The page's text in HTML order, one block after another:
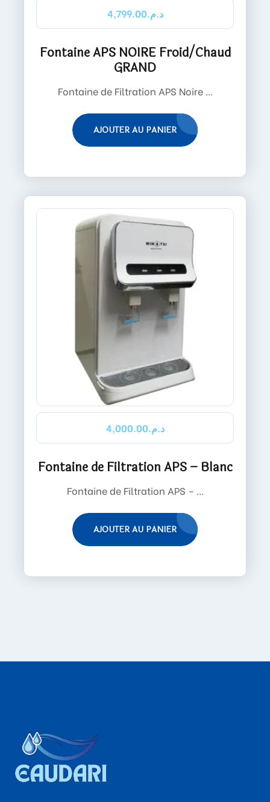
د.م.4,799.00
Fontaine APS NOIRE Froid/Chaud
GRAND
Fontaine de Filtration APS Noire ...
AJOUTER AU PANIER
د.م.4,000.00
Fontaine de Filtration APS – Blanc
Fontaine de Filtration APS – ...
AJOUTER AU PANIER